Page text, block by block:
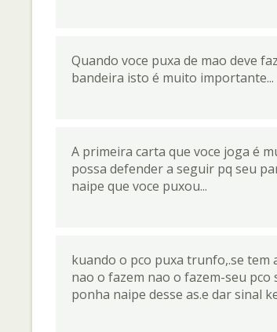
Quando voce puxa de mao deve
bandeira isto é muito importante...
A primeira carta que voce joga é
possa defender a seguir pq seu
naipe que voce puxou...
kuando o pco puxa trunfo,.se
nao o fazem nao o fazem-seu
ponha naipe desse as.e dar sinal